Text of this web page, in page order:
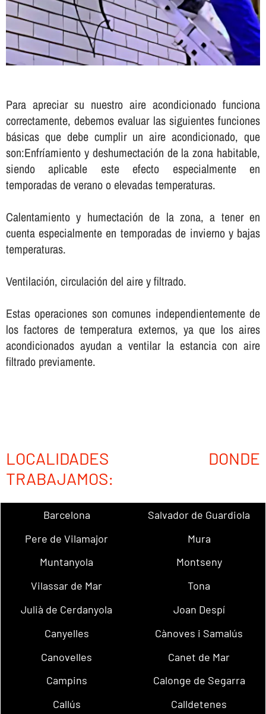
Para apreciar su nuestro aire acondicionado funciona
correctamente, debemos evaluar las siguientes funciones
básicas que debe cumplir un aire acondicionado, que
son:Enfrí­amiento y deshumectación de la zona habitable,
siendo aplicable este efecto especialmente en
temporadas de verano o elevadas temperaturas.
Calentamiento y humectación de la zona, a tener en
cuenta especialmente en temporadas de invierno y bajas
temperaturas.
Ventilación, circulación del aire y filtrado.
Estas operaciones son comunes independientemente de
los factores de temperatura externos, ya que los aires
acondicionados ayudan a ventilar la estancia con aire
filtrado previamente.
LOCALIDADES DONDE
TRABAJAMOS:
Barcelona
Salvador de Guardiola
Pere de Vilamajor
Mura
Muntanyola
Montseny
Vilassar de Mar
Tona
Julià de Cerdanyola
Joan Despí
Canyelles
Cànoves i Samalús
Canovelles
Canet de Mar
Campins
Calonge de Segarra
Callús
Calldetenes